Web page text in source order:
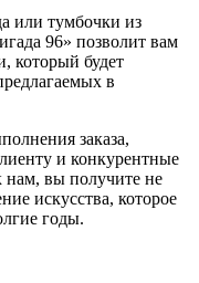
или тумбочки из
96» позволит вам
который будет
в
заказа,
и конкурентные
вы получите не
искусства, которое
годы.